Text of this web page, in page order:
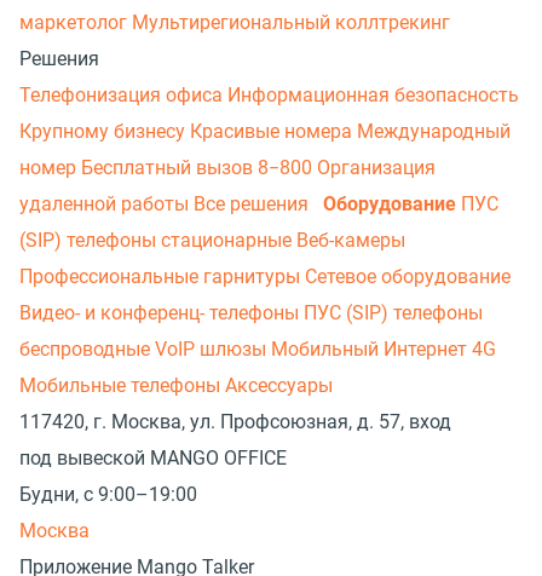
маркетолог Мультирегиональный коллтрекинг
Решения
Телефонизация офиса Информационная безопасность
Крупному бизнесу Красивые номера Международный
номер Бесплатный вызов 8−800 Организация
удаленной работы Все решения Оборудование ПУС
(SIP) телефоны стационарные Веб-камеры
Профессиональные гарнитуры Сетевое оборудование
Видео- и конференц- телефоны ПУС (SIP) телефоны
беспроводные VoIP шлюзы Мобильный Интернет 4G
Мобильные телефоны Аксессуары
117420, г. Москва, ул. Профсоюзная, д. 57, вход
под вывеской MANGO OFFICE
Будни, с 9:00–19:00
Москва
Приложение Mango Talker